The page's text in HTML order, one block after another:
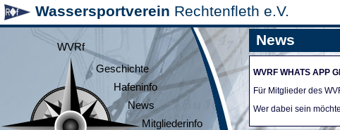
Wassersportverein Rechtenfleth e.V.
WVRf
Geschichte
Hafeninfo
News
Mitgliederinfo
News
WVRF WHATS APP
Für Mitglieder des
Wer dabei sein